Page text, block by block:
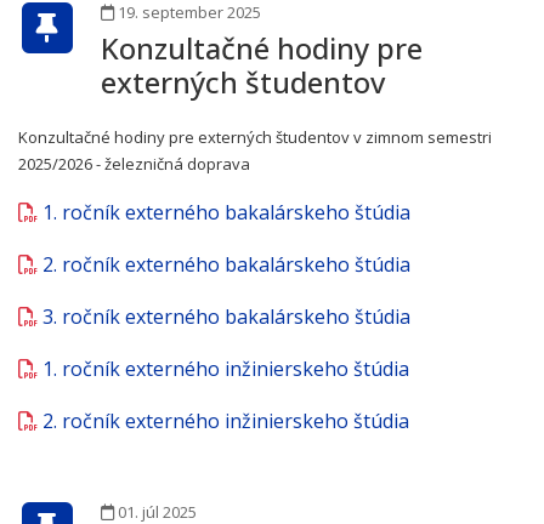
19. september 2025
Konzultačné hodiny pre
externých študentov
Konzultačné hodiny pre externých študentov v zimnom semestri
2025/2026 - železničná doprava
1. ročník externého bakalárskeho štúdia
2. ročník externého bakalárskeho štúdia
3. ročník externého bakalárskeho štúdia
1. ročník externého inžinierskeho štúdia
2. ročník externého inžinierskeho štúdia
01. júl 2025